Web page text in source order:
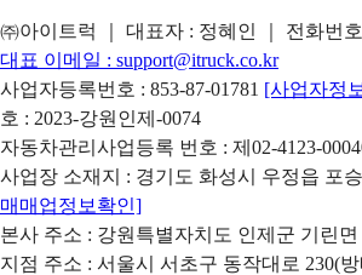
㈜아이트럭 ｜ 대표자 : 정혜인 ｜ 전화번
대표 이메일 : support@itruck.co.kr
사업자등록번호 : 853-87-01781 [사업자정
호 : 2023-강원인제-0074
자동차관리사업등록 번호 : 제02-4123-
사업장 소재지 : 경기도 화성시 우정읍 포
매매업정보확인]
본사 주소 : 강원특별자치도 인제군 기린면
지점 주소 : 서울시 서초구 동작대로 230(